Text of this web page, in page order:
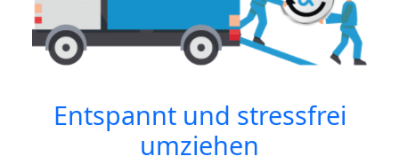
Entspannt und stressfrei
umziehen